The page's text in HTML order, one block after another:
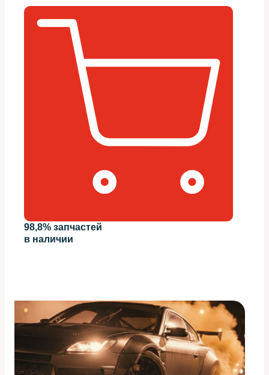
98,8% запчастей
в наличии